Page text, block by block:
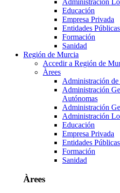
Administración
Educación
Empresa Privada
Entidades
Formación
Sanidad
Región de Murcia
Accedir a Región de
Àrees
Administración de
Administración
Autónomas
Administración
Administración
Educación
Empresa Privada
Entidades
Formación
Sanidad
Àrees